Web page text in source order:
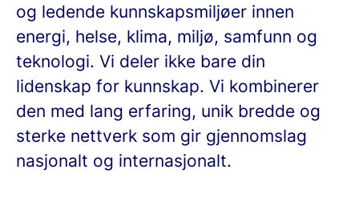
og ledende kunnskapsmiljøer innen
energi, helse, klima, miljø, samfunn og
teknologi. Vi deler ikke bare din
lidenskap for kunnskap. Vi kombinerer
den med lang erfaring, unik bredde og
sterke nettverk som gir gjennomslag
nasjonalt og internasjonalt.